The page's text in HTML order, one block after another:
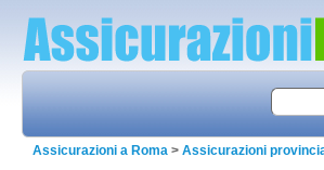
Assicurazioni a Roma > Assicurazioni